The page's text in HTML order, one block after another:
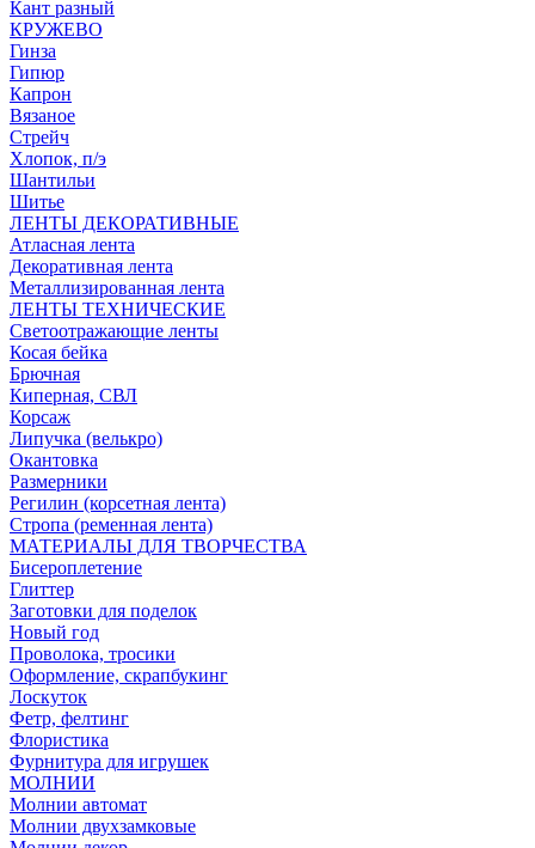
Кант разный
КРУЖЕВО
Гинза
Гипюр
Капрон
Вязаное
Стрейч
Хлопок, п/э
Шантильи
Шитье
ЛЕНТЫ ДЕКОРАТИВНЫЕ
Атласная лента
Декоративная лента
Металлизированная лента
ЛЕНТЫ ТЕХНИЧЕСКИЕ
Светоотражающие ленты
Косая бейка
Брючная
Киперная, СВЛ
Корсаж
Липучка (велькро)
Окантовка
Размерники
Регилин (корсетная лента)
Стропа (ременная лента)
МАТЕРИАЛЫ ДЛЯ ТВОРЧЕСТВА
Бисероплетение
Глиттер
Заготовки для поделок
Новый год
Проволока, тросики
Оформление, скрапбукинг
Лоскуток
Фетр, фелтинг
Флористика
Фурнитура для игрушек
МОЛНИИ
Молнии автомат
Молнии двухзамковые